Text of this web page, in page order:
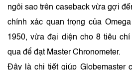
ngôi sao trên caseback vừa gợi
chính xác quan trọng của
1950, vừa đại diện cho 8 tiêu
qua để đạt Master Chronometer.
Đây là chi tiết giúp Globemaster